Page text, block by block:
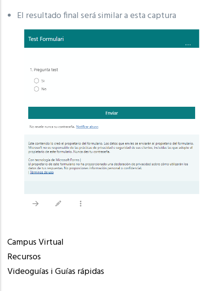
El resultado final será similar a esta captura
Campus Virtual
Recursos
Videoguías i Guías rápidas